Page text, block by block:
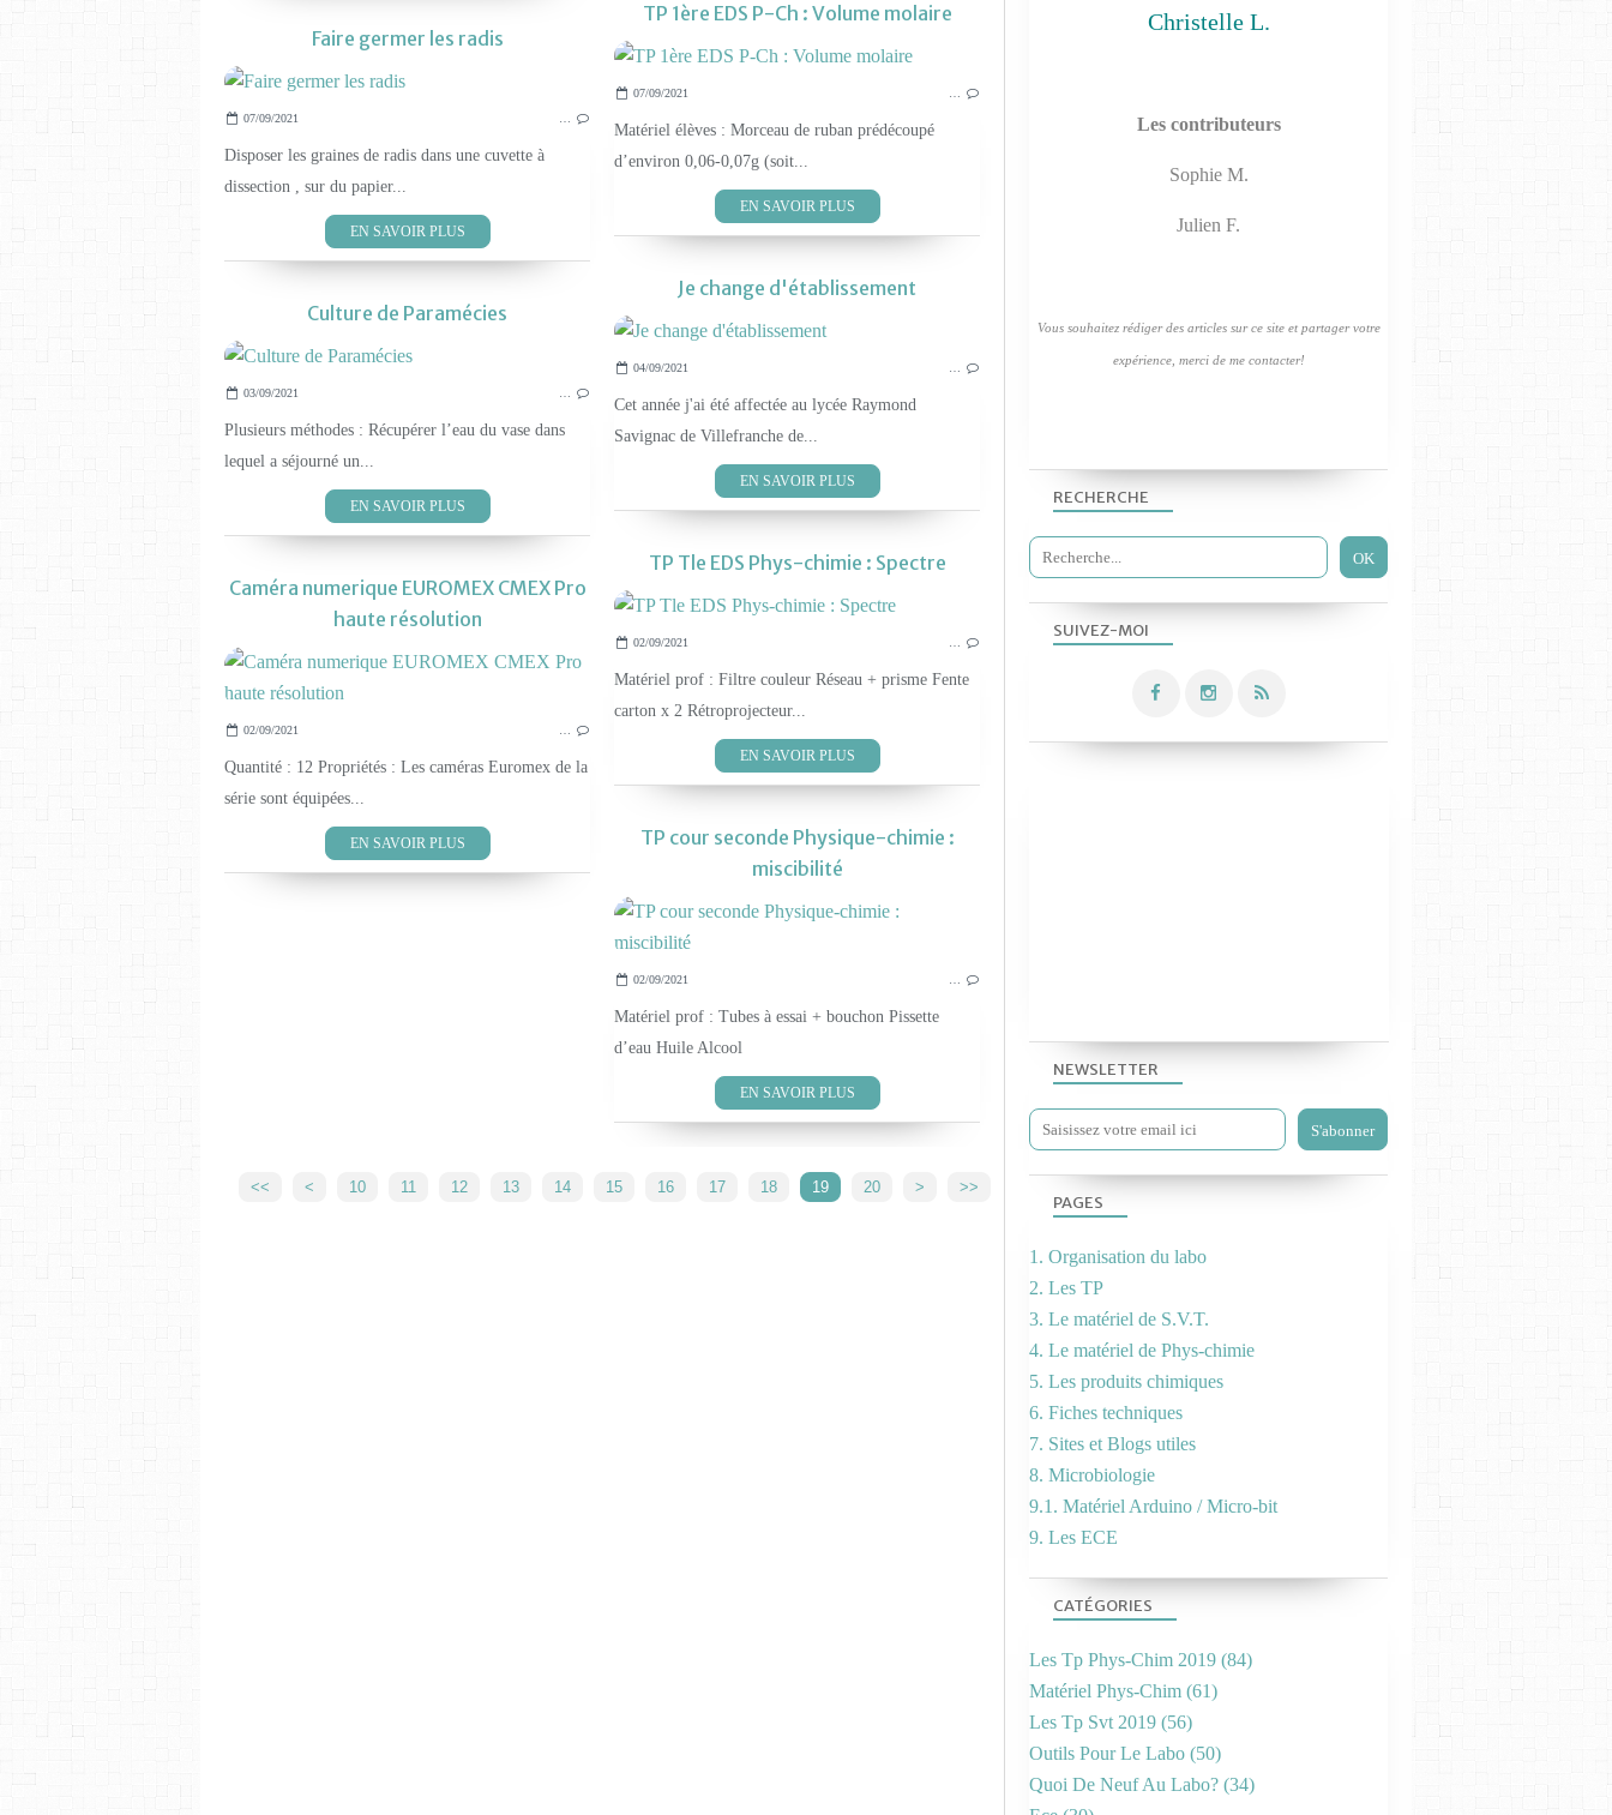
TP 1ère EDS P-Ch : Volume molaire
07/09/2021
Matériel élèves : Morceau de ruban prédécoupé
d’environ 0,06-0,07g (soit...
EN SAVOIR PLUS
Faire germer les radis
07/09/2021
Disposer les graines de radis dans une cuvette à
dissection , sur du papier...
EN SAVOIR PLUS
Je change d'établissement
QUOI DE NEUF AU LABO?
04/09/2021
Cet année j'ai été affectée au lycée Raymond
Savignac de Villefranche de...
EN SAVOIR PLUS
Culture de Paramécies
LES TP SVT 2019
03/09/2021
Plusieurs méthodes : Récupérer l’eau du vase dans
lequel a séjourné un...
EN SAVOIR PLUS
TP Tle EDS Phys-chimie : Spectre
LES TP PHYS-CHIM 2019
02/09/2021
Matériel prof : Filtre couleur Réseau + prisme Fente
carton x 2 Rétroprojecteur...
EN SAVOIR PLUS
Caméra numerique EUROMEX CMEX Pro
haute résolution
MATÉRIEL S.V.T
02/09/2021
Quantité : 12 Propriétés : Les caméras Euromex de la
série sont équipées...
EN SAVOIR PLUS
TP cour seconde Physique-chimie :
miscibilité
02/09/2021
Matériel prof : Tubes à essai + bouchon Pissette
d’eau Huile Alcool
EN SAVOIR PLUS
<< < 10 11 12 13 14 15 16 17 18 19 20 > >>
NEWSLETTER
SUIVEZ-MOI
RECHERCHE
PAGES
1. Organisation du labo
2. Les TP
3. Le matériel de S.V.T.
4. Le matériel de Phys-chimie
5. Les produits chimiques
6. Fiches techniques
7. Sites et Blogs utiles
8. Microbiologie
9.1. Matériel Arduino / Micro-bit
9. Les ECE
CATÉGORIES
Les Tp Phys-Chim 2019 (84)
Matériel Phys-Chim (61)
Les Tp Svt 2019 (56)
Outils Pour Le Labo (50)
Quoi De Neuf Au Labo? (34)
Christelle L.
Les contributeurs
Sophie M.
Julien F.
Vous souhaitez rédiger des articles sur ce site et partager votre
expérience, merci de me contacter!